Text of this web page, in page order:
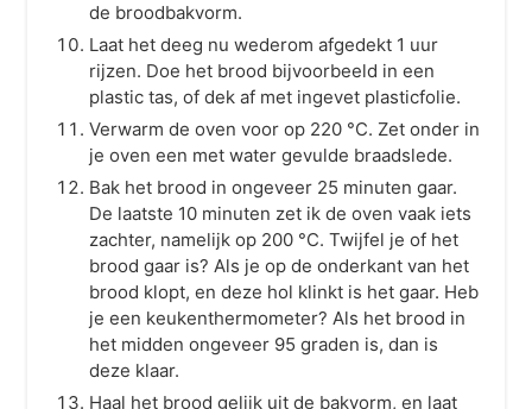
de broodbakvorm.
Laat het deeg nu wederom afgedekt 1 uur
rijzen. Doe het brood bijvoorbeeld in een
plastic tas, of dek af met ingevet plasticfolie.
Verwarm de oven voor op 220 °C. Zet onder in
je oven een met water gevulde braadslede.
Bak het brood in ongeveer 25 minuten gaar.
De laatste 10 minuten zet ik de oven vaak iets
zachter, namelijk op 200 °C. Twijfel je of het
brood gaar is? Als je op de onderkant van het
brood klopt, en deze hol klinkt is het gaar. Heb
je een keukenthermometer? Als het brood in
het midden ongeveer 95 graden is, dan is
deze klaar.
Haal het brood gelijk uit de bakvorm, en laat